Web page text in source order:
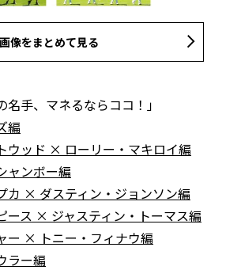
画像をまとめて見る
手、マネるならココ！」
編
ウッド × ローリー・マキロイ編
ャンボー編
カ × ダスティン・ジョンソン編
ース × ジャスティン・トーマス編
ー × トニー・フィナウ編
ラー編